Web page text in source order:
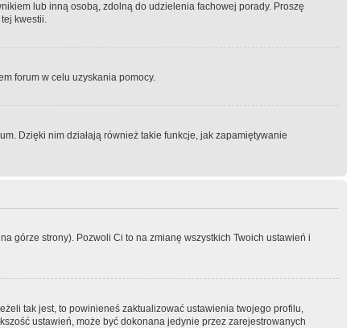
lub inną osobą, zdolną do udzielenia fachowej porady. Proszę
kwestii.
forum w celu uzyskania pomocy.
Dzięki nim działają również takie funkcje, jak zapamiętywanie
górze strony). Pozwoli Ci to na zmianę wszystkich Twoich ustawień i
tak jest, to powinieneś zaktualizować ustawienia twojego profilu,
ustawień, może być dokonana jedynie przez zarejestrowanych